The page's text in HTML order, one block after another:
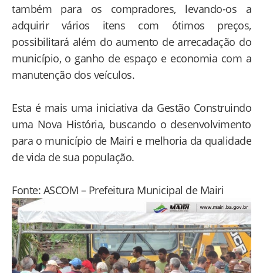
também para os compradores, levando-os a
adquirir vários itens com ótimos preços,
possibilitará além do aumento de arrecadação do
município, o ganho de espaço e economia com a
manutenção dos veículos.
Esta é mais uma iniciativa da Gestão Construindo
uma Nova História, buscando o desenvolvimento
para o município de Mairi e melhoria da qualidade
de vida de sua população.
Fonte: ASCOM – Prefeitura Municipal de Mairi